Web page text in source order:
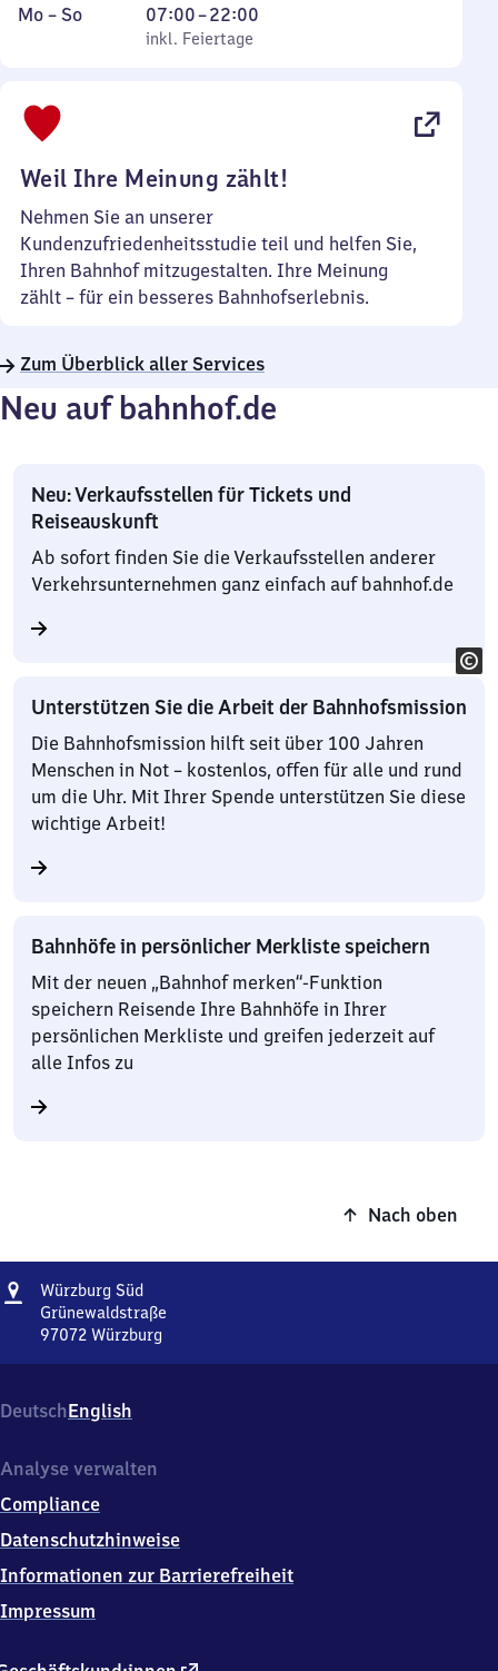
Montag
Mo – So,
inkl. Feiertage
07:00–22:00
Von
7
inkl. Feiertage
Weil Ihre Meinung zählt!
Nehmen Sie an unserer
Kundenzufriedenheitsstudie teil und helfen Sie,
Ihren Bahnhof mitzugestalten. Ihre Meinung
zählt – für ein besseres Bahnhofserlebnis.
Zum Überblick aller Services
Neu auf bahnhof.de
Neu: Verkaufsstellen für Tickets und
Reiseauskunft
Ab sofort finden Sie die Verkaufsstellen anderer
Verkehrsunternehmen ganz einfach auf bahnhof.de
Unterstützen Sie die Arbeit der Bahnhofsmission
Die Bahnhofsmission hilft seit über 100 Jahren
Menschen in Not – kostenlos, offen für alle und rund
um die Uhr. Mit Ihrer Spende unterstützen Sie diese
wichtige Arbeit!
Bahnhöfe in persönlicher Merkliste speichern
Mit der neuen „Bahnhof merken“-Funktion
speichern Reisende Ihre Bahnhöfe in Ihrer
persönlichen Merkliste und greifen jederzeit auf
alle Infos zu
Nach oben
Adresse
Würzburg SüdWürzburg
Süd
Grünewaldstraße
97072 Würzburg
Grünewaldstraße,
9
0
2
Würzburg
DeutschEnglish
Analyse verwalten
Compliance
Datenschutzhinweise
Informationen zur Barrierefreiheit
Impressum